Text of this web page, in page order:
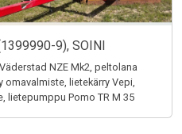
9), SOINI
NZE Mk2, peltolana
lietekärry Vepi,
lietepumppu Pomo TR M 35